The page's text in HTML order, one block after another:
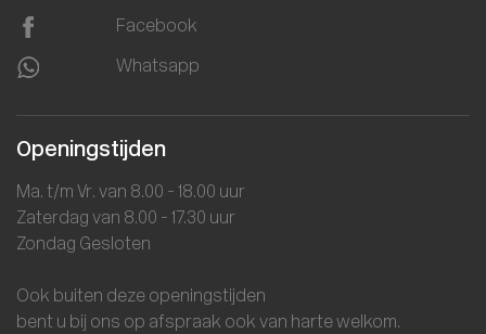
Facebook
Whatsapp
Openingstijden
Ma. t/m Vr. van 8.00 - 18.00 uur
Zaterdag van 8.00 - 17.30 uur
Zondag Gesloten
Ook buiten deze openingstijden
bent u bij ons op afspraak ook van harte welkom.